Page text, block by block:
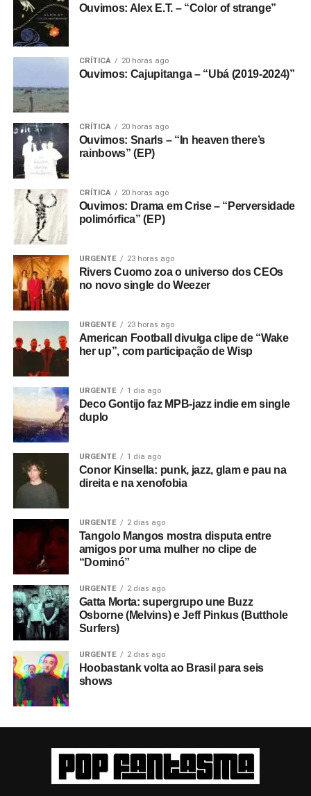
Ouvimos: Alex E.T. – “Color of strange”
CRÍTICA 20 horas ago
Ouvimos: Cajupitanga – “Ubá (2019-2024)”
CRÍTICA 20 horas ago
Ouvimos: Snarls – “In heaven there’s
rainbows” (EP)
CRÍTICA 20 horas ago
Ouvimos: Drama em Crise – “Perversidade
polimórfica” (EP)
URGENTE 23 horas ago
Rivers Cuomo zoa o universo dos CEOs
no novo single do Weezer
URGENTE 23 horas ago
American Football divulga clipe de “Wake
her up”, com participação de Wisp
URGENTE 1 dia ago
Deco Gontijo faz MPB-jazz indie em single
duplo
URGENTE 1 dia ago
Conor Kinsella: punk, jazz, glam e pau na
direita e na xenofobia
URGENTE 2 dias ago
Tangolo Mangos mostra disputa entre
amigos por uma mulher no clipe de
“Dominó”
URGENTE 2 dias ago
Gatta Morta: supergrupo une Buzz
Osborne (Melvins) e Jeff Pinkus (Butthole
Surfers)
URGENTE 2 dias ago
Hoobastank volta ao Brasil para seis
shows